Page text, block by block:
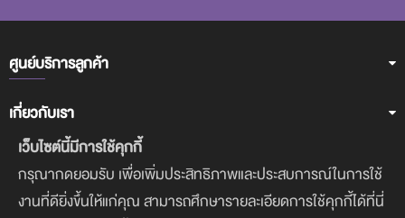
เว็บไซต์นี้มีการใช้คุกกี้
กรุณากดยอมรับ เพื่อเพิ่มประสิทธิภาพและประสบการณ์ในการใช้
งานที่ดียิ่งขึ้นให้แก่คุณ สามารถศึกษารายละเอียดการใช้คุกกี้ได้ที่นี่
ศูนย์บริการลูกค้า
เกี่ยวกับเรา
ฝ่ายบริการลูกค้า
ดาวน์โหลดแอพฯ